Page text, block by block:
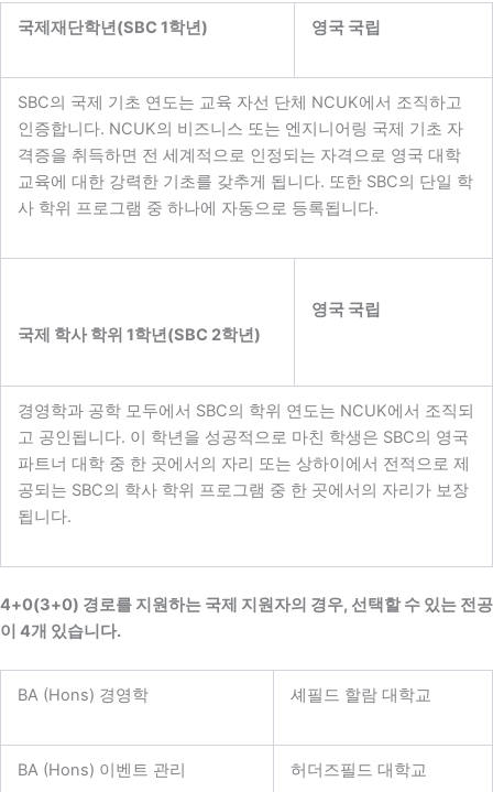
국제재단학년(SBC 1학년) 영국 국립
SBC의 국제 기초 연도는 교육 자선 단체 NCUK에서 조직하고
인증합니다. NCUK의 비즈니스 또는 엔지니어링 국제 기초 자
격증을 취득하면 전 세계적으로 인정되는 자격으로 영국 대학
교육에 대한 강력한 기초를 갖추게 됩니다. 또한 SBC의 단일 학
사 학위 프로그램 중 하나에 자동으로 등록됩니다.
국제 학사 학위 1학년(SBC 2학년)
영국 국립
경영학과 공학 모두에서 SBC의 학위 연도는 NCUK에서 조직되
고 공인됩니다. 이 학년을 성공적으로 마친 학생은 SBC의 영국
파트너 대학 중 한 곳에서의 자리 또는 상하이에서 전적으로 제
공되는 SBC의 학사 학위 프로그램 중 한 곳에서의 자리가 보장
됩니다.
4+0(3+0) 경로를 지원하는 국제 지원자의 경우, 선택할 수 있는 전공
이 4개 있습니다.
BA (Hons) 경영학 셰필드 할람 대학교
BA (Hons) 이벤트 관리 허더즈필드 대학교